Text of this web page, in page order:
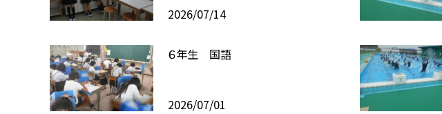
2026/07/14
６年生 国語
2026/07/01